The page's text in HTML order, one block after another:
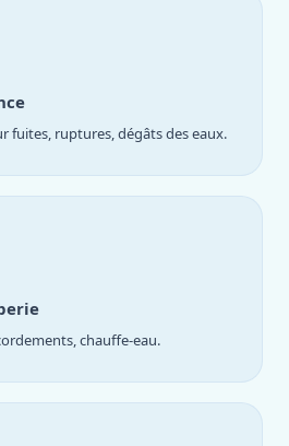
fuites, ruptures, dégâts des eaux.
chauffe-eau.